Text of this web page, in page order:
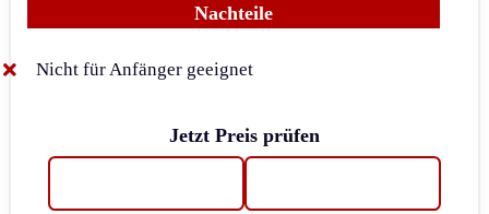
Nachteile
Nicht für Anfänger geeignet
Jetzt Preis prüfen